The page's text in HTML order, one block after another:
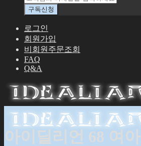
로그인
회원가입
비회원주문조회
FAQ
Q&A
아이딜리언 68 여아